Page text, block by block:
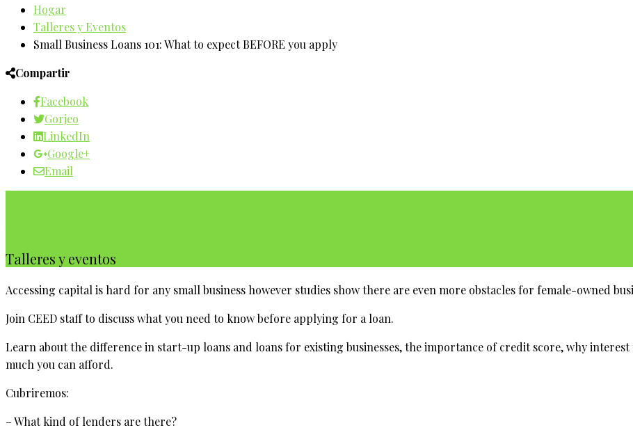
Hogar
Talleres y Eventos
Small Business Loans 101: What to expect BEFORE you apply
Compartir
Facebook
Gorjeo
LinkedIn
Google+
Email
Talleres y eventos
Accessing capital is hard for any small business however studies show there are even more obstacles for female-owned
Join CEED staff to discuss what you need to know before applying for a loan.
Learn about the difference in start-up loans and loans for existing businesses, the importance of credit score, why
much you can afford.
Cubriremos:
– What kind of lenders are there?